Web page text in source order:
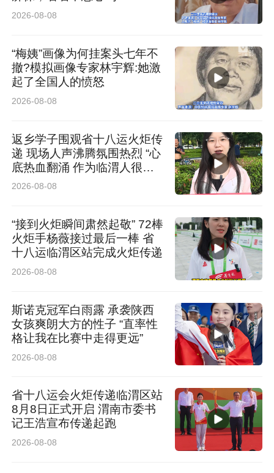
2026-08-08
“梅姨”画像为何挂案头七年不
撤?模拟画像专家林宇辉:她激
起了全国人的愤怒
2026-08-08
返乡学子围观省十八运火炬传
递 现场人声沸腾氛围热烈 “心
底热血翻涌 作为临渭人很荣
耀”
2026-08-08
“接到火炬瞬间肃然起敬” 72棒
火炬手杨薇接过最后一棒 省
十八运临渭区站完成火炬传递
2026-08-08
斯诺克冠军白雨露 承袭陕西
女孩爽朗大方的性子 “直率性
格让我在比赛中走得更远”
2026-08-08
省十八运会火炬传递临渭区站
8月8日正式开启 渭南市委书
记王浩宣布传递起跑
2026-08-08